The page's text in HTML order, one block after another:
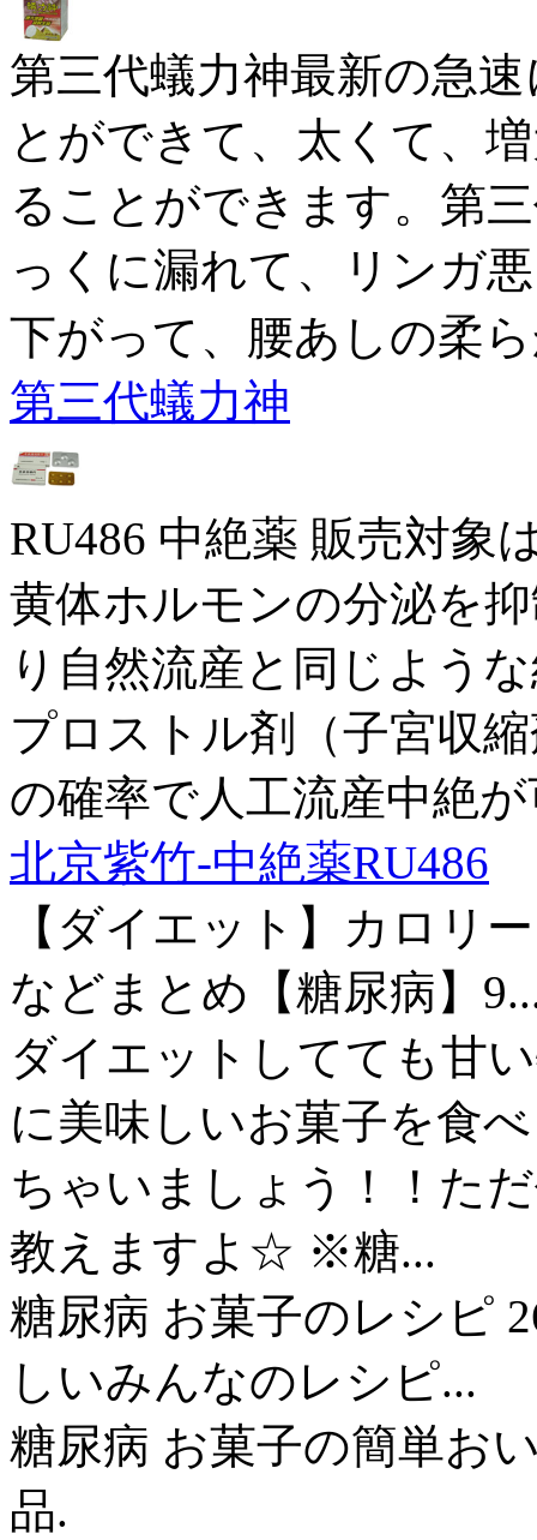
第三代蟻力神最新の急
とができて、太くて、
ることができます。第
っくに漏れて、リンガ
下がって、腰あしの柔
第三代蟻力神
RU486 中絶薬 販売対象
黄体ホルモンの分泌を
り自然流産と同じよう
プロストル剤（子宮収
の確率で人工流産中絶
北京紫竹-中絶薬RU486
【ダイエット】カロリ
などまとめ【糖尿病】
ダイエットしてても甘
に美味しいお菓子を食
ちゃいましょう！！た
教えますよ☆ ※糖...
糖尿病 お菓子のレシピ
しいみんなのレシピ...
糖尿病 お菓子の簡単お
品.